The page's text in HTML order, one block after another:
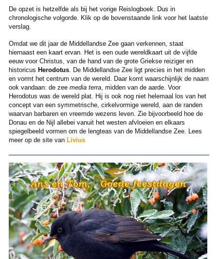
De opzet is hetzelfde als bij het vorige Reislogboek. Dus in
chronologische volgorde. Klik op de bovenstaande link voor het laatste
verslag.
Omdat we dit jaar de Middellandse Zee gaan verkennen, staat
hiernaast een kaart ervan. Het is een oude wereldkaart uit de vijfde
eeuw voor Christus, van de hand van de grote Griekse reiziger en
historicus Herodotus. De Middellandse Zee ligt precies in het midden
en vormt het centrum van de wereld. Daar komt waarschijnlijk de naam
ook vandaan: de zee media terra, midden van de aarde. Voor
Herodotus was de wereld plat. Hij is ook nog niet helemaal los van het
concept van een symmetrische, cirkelvormige wereld, aan de randen
waarvan barbaren en vreemde wezens leven. Zie bijvoorbeeld hoe de
Donau en de Nijl allebei vanuit het westen afvloeien en elkaars
spiegelbeeld vormen om de lengteas van de Middellandse Zee. Lees
meer op de site van Livius